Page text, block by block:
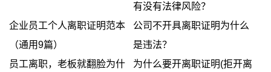
有没有法律风险？
企业员工个人离职证明范本
（通用9篇）
公司不开具离职证明为什么
是违法？
员工离职，老板就翻脸为什
为什么要开离职证明(拒开离